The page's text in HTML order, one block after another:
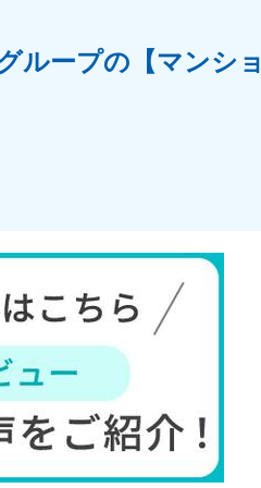
ループの【マンショ